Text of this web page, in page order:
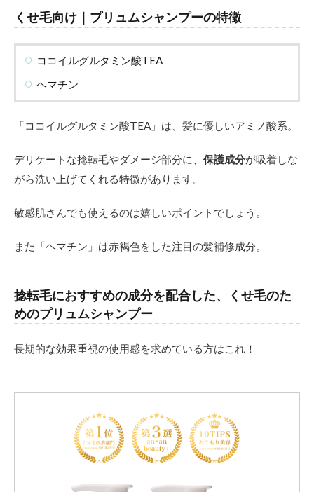
くせ毛向け｜プリュムシャンプーの特徴
ココイルグルタミン酸TEA
ヘマチン
「ココイルグルタミン酸TEA」は、髪に優しいアミノ酸系。
デリケートな捻転毛やダメージ部分に、 保護成分が吸着しな
がら洗い上げてくれる特徴があります。
敏感肌さんでも使えるのは嬉しいポイントでしょう。
また「ヘマチン」は赤褐色をした注目の髪補修成分。
捻転毛におすすめの成分を配合した、くせ毛のた
めのプリュムシャンプー
長期的な効果重視の使用感を求めている方はこれ！